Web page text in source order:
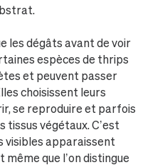
les dégâts avant de voir
espèces de thrips
et peuvent passer
choisissent leurs
se reproduire et parfois
végétaux. C’est
visibles apparaissent
que l’on distingue